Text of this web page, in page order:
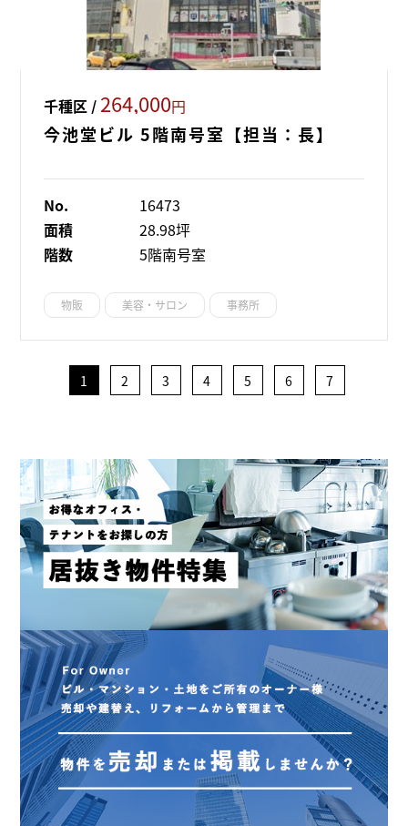
千種区 / 264,000円
今池堂ビル 5階南号室【担当：長】
No.
16473
面積
28.98坪
階数
5階南号室
物販 美容・サロン 事務所
1 2 3 4 5 6 7